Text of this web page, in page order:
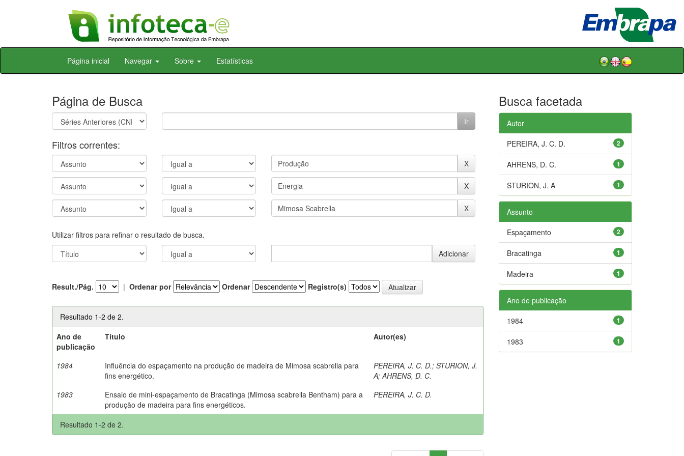
Skip
Página inicial Navegar Sobre Estatísticas
Página de Busca
Filtros correntes:
Utilizar filtros para refinar o resultado de busca.
Result./Pág. | Ordenar por Ordenar Registro(s)
Resultado 1-2 de 2.
Ano de
publicação
Título Autor(es)
1984
Influência do espaçamento na produção de madeira de Mimosa scabrella para
fins energético.
PEREIRA, J. C. D.;STURION, J.
A;AHRENS, D. C.
1983
Ensaio de mini-espaçamento de Bracatinga (Mimosa scabrella Bentham) para a
produção de madeira para fins energéticos.
PEREIRA, J. C. D.
Resultado 1-2 de 2.
Busca facetada
Autor
2
PEREIRA, J. C. D.
1
AHRENS, D. C.
1
STURION, J. A
Assunto
2
Espaçamento
1
Bracatinga
1
Madeira
Ano de publicação
1
1984
1
1983